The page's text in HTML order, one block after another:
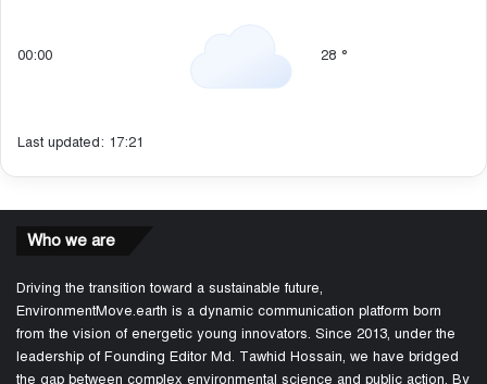
00:00 28 °
Last updated: 17:21
Who we are
Driving the transition toward a sustainable future,
EnvironmentMove.earth is a dynamic communication platform born
from the vision of energetic young innovators. Since 2013, under the
leadership of Founding Editor Md. Tawhid Hossain, we have bridged
the gap between complex environmental science and public action. By